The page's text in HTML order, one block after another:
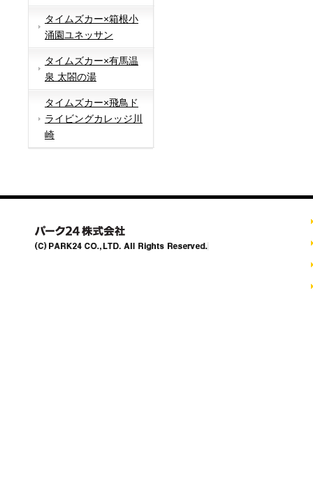
タイムズカー×箱根小
涌園ユネッサン
タイムズカー×有馬温
泉 太閤の湯
タイムズカー×飛鳥ド
ライビングカレッジ川
崎